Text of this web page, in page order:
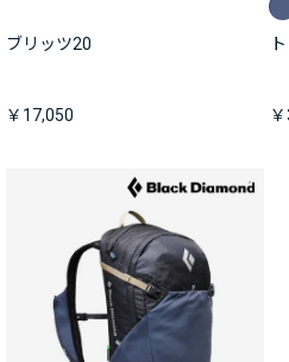
ブリッツ20
￥17,050